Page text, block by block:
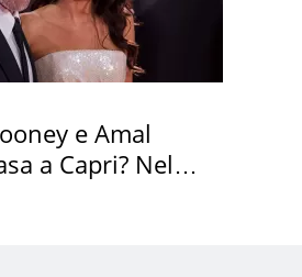
e Amal
a Capri? Nel